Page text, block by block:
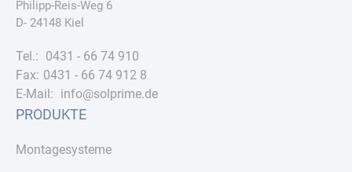
Philipp-Reis-Weg 6
D- 24148 Kiel
Tel.: 0431 - 66 74 910
Fax: 0431 - 66 74 912 8
E-Mail: info@solprime.de
PRODUKTE
Montagesysteme